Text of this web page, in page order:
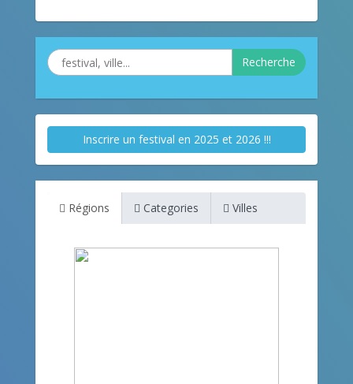
Recherche
Inscrire un festival en 2025 et 2026 !!!
Régions Categories Villes